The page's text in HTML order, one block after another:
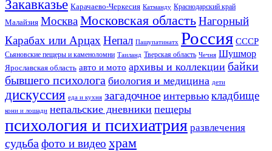
Закавказье Карачаево-Черкесия Катманду Краснодарский край
Малайзия МоскваМосковская областьНагорный
Карабах или Арцах Непал Пашупатинатх Россия СССР
Сьяновские пещеры и каменоломни Таиланд Тверская область Чечня Шушмор
Ярославская область авто и мото архивы и коллекции байки
бывшего психолога биология и медицина дети
дискуссия еда и кухня загадочное интервью кладбище
кони и лошади непальские дневники пещеры
психология и психиатрия развлечения
судьба фото и видео храм